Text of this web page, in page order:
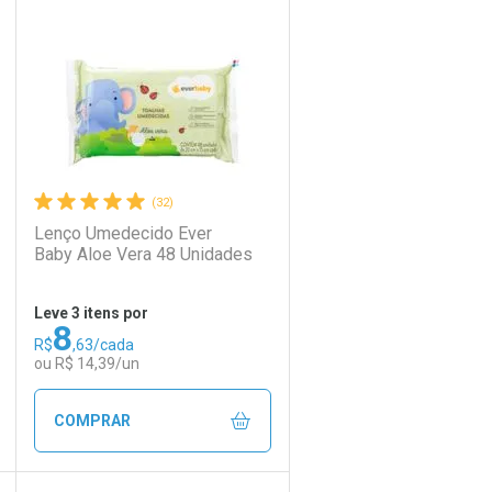
Ativar Desconto
Comprar sem Desconto
Comprar sem Desconto
(32)
Lenço Umedecido Ever
Baby Aloe Vera 48 Unidades
Leve 3 itens por
R$8,63/cada
ou R$ 14,39/un
COMPRAR